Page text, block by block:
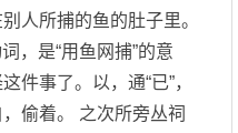
人所捕的鱼的肚子里。
，是“用鱼网捕”的意
件事了。以，通“已”，
偷着。 之次所旁丛祠